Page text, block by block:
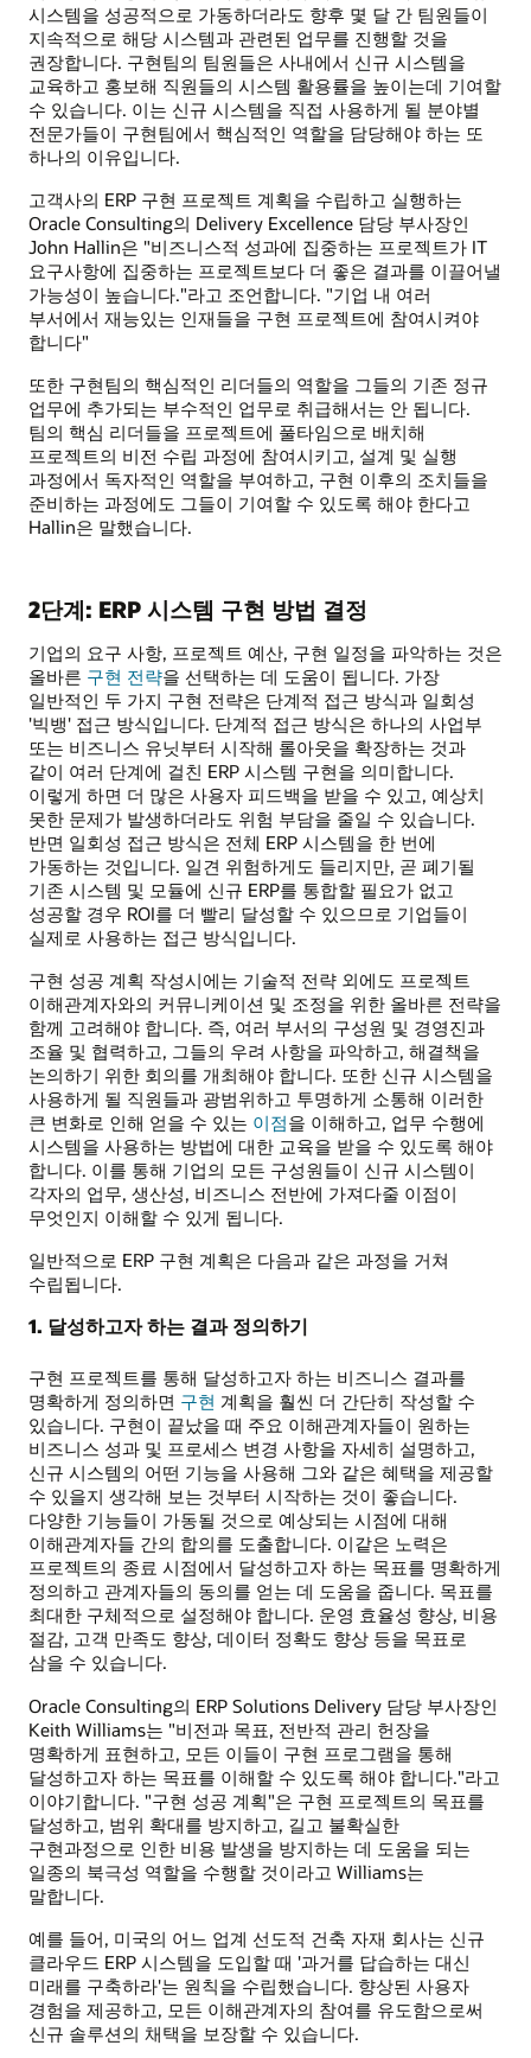
시스템을 성공적으로 가동하더라도 향후 몇 달 간 팀원들이
지속적으로 해당 시스템과 관련된 업무를 진행할 것을
권장합니다. 구현팀의 팀원들은 사내에서 신규 시스템을
교육하고 홍보해 직원들의 시스템 활용률을 높이는데 기여할
수 있습니다. 이는 신규 시스템을 직접 사용하게 될 분야별
전문가들이 구현팀에서 핵심적인 역할을 담당해야 하는 또
하나의 이유입니다.
고객사의 ERP 구현 프로젝트 계획을 수립하고 실행하는
Oracle Consulting의 Delivery Excellence 담당 부사장인
John Hallin은 "비즈니스적 성과에 집중하는 프로젝트가 IT
요구사항에 집중하는 프로젝트보다 더 좋은 결과를 이끌어낼
가능성이 높습니다."라고 조언합니다. "기업 내 여러
부서에서 재능있는 인재들을 구현 프로젝트에 참여시켜야
합니다"
또한 구현팀의 핵심적인 리더들의 역할을 그들의 기존 정규
업무에 추가되는 부수적인 업무로 취급해서는 안 됩니다.
팀의 핵심 리더들을 프로젝트에 풀타임으로 배치해
프로젝트의 비전 수립 과정에 참여시키고, 설계 및 실행
과정에서 독자적인 역할을 부여하고, 구현 이후의 조치들을
준비하는 과정에도 그들이 기여할 수 있도록 해야 한다고
Hallin은 말했습니다.
2단계: ERP 시스템 구현 방법 결정
기업의 요구 사항, 프로젝트 예산, 구현 일정을 파악하는 것은
올바른 구현 전략을 선택하는 데 도움이 됩니다. 가장
일반적인 두 가지 구현 전략은 단계적 접근 방식과 일회성
'빅뱅' 접근 방식입니다. 단계적 접근 방식은 하나의 사업부
또는 비즈니스 유닛부터 시작해 롤아웃을 확장하는 것과
같이 여러 단계에 걸친 ERP 시스템 구현을 의미합니다.
이렇게 하면 더 많은 사용자 피드백을 받을 수 있고, 예상치
못한 문제가 발생하더라도 위험 부담을 줄일 수 있습니다.
반면 일회성 접근 방식은 전체 ERP 시스템을 한 번에
가동하는 것입니다. 일견 위험하게도 들리지만, 곧 폐기될
기존 시스템 및 모듈에 신규 ERP를 통합할 필요가 없고
성공할 경우 ROI를 더 빨리 달성할 수 있으므로 기업들이
실제로 사용하는 접근 방식입니다.
구현 성공 계획 작성시에는 기술적 전략 외에도 프로젝트
이해관계자와의 커뮤니케이션 및 조정을 위한 올바른 전략을
함께 고려해야 합니다. 즉, 여러 부서의 구성원 및 경영진과
조율 및 협력하고, 그들의 우려 사항을 파악하고, 해결책을
논의하기 위한 회의를 개최해야 합니다. 또한 신규 시스템을
사용하게 될 직원들과 광범위하고 투명하게 소통해 이러한
큰 변화로 인해 얻을 수 있는 이점을 이해하고, 업무 수행에
시스템을 사용하는 방법에 대한 교육을 받을 수 있도록 해야
합니다. 이를 통해 기업의 모든 구성원들이 신규 시스템이
각자의 업무, 생산성, 비즈니스 전반에 가져다줄 이점이
무엇인지 이해할 수 있게 됩니다.
일반적으로 ERP 구현 계획은 다음과 같은 과정을 거쳐
수립됩니다.
1. 달성하고자 하는 결과 정의하기
구현 프로젝트를 통해 달성하고자 하는 비즈니스 결과를
명확하게 정의하면 구현 계획을 훨씬 더 간단히 작성할 수
있습니다. 구현이 끝났을 때 주요 이해관계자들이 원하는
비즈니스 성과 및 프로세스 변경 사항을 자세히 설명하고,
신규 시스템의 어떤 기능을 사용해 그와 같은 혜택을 제공할
수 있을지 생각해 보는 것부터 시작하는 것이 좋습니다.
다양한 기능들이 가동될 것으로 예상되는 시점에 대해
이해관계자들 간의 합의를 도출합니다. 이같은 노력은
프로젝트의 종료 시점에서 달성하고자 하는 목표를 명확하게
정의하고 관계자들의 동의를 얻는 데 도움을 줍니다. 목표를
최대한 구체적으로 설정해야 합니다. 운영 효율성 향상, 비용
절감, 고객 만족도 향상, 데이터 정확도 향상 등을 목표로
삼을 수 있습니다.
Oracle Consulting의 ERP Solutions Delivery 담당 부사장인
Keith Williams는 "비전과 목표, 전반적 관리 헌장을
명확하게 표현하고, 모든 이들이 구현 프로그램을 통해
달성하고자 하는 목표를 이해할 수 있도록 해야 합니다."라고
이야기합니다. "구현 성공 계획"은 구현 프로젝트의 목표를
달성하고, 범위 확대를 방지하고, 길고 불확실한
구현과정으로 인한 비용 발생을 방지하는 데 도움을 되는
일종의 북극성 역할을 수행할 것이라고 Williams는
말합니다.
예를 들어, 미국의 어느 업계 선도적 건축 자재 회사는 신규
클라우드 ERP 시스템을 도입할 때 '과거를 답습하는 대신
미래를 구축하라'는 원칙을 수립했습니다. 향상된 사용자
경험을 제공하고, 모든 이해관계자의 참여를 유도함으로써
신규 솔루션의 채택을 보장할 수 있습니다.